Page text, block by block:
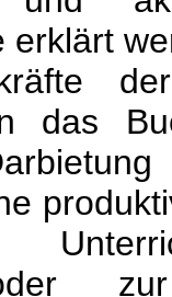
erklärt
das
zur